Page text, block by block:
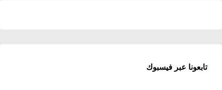
تابعونا عبر فيسبوك